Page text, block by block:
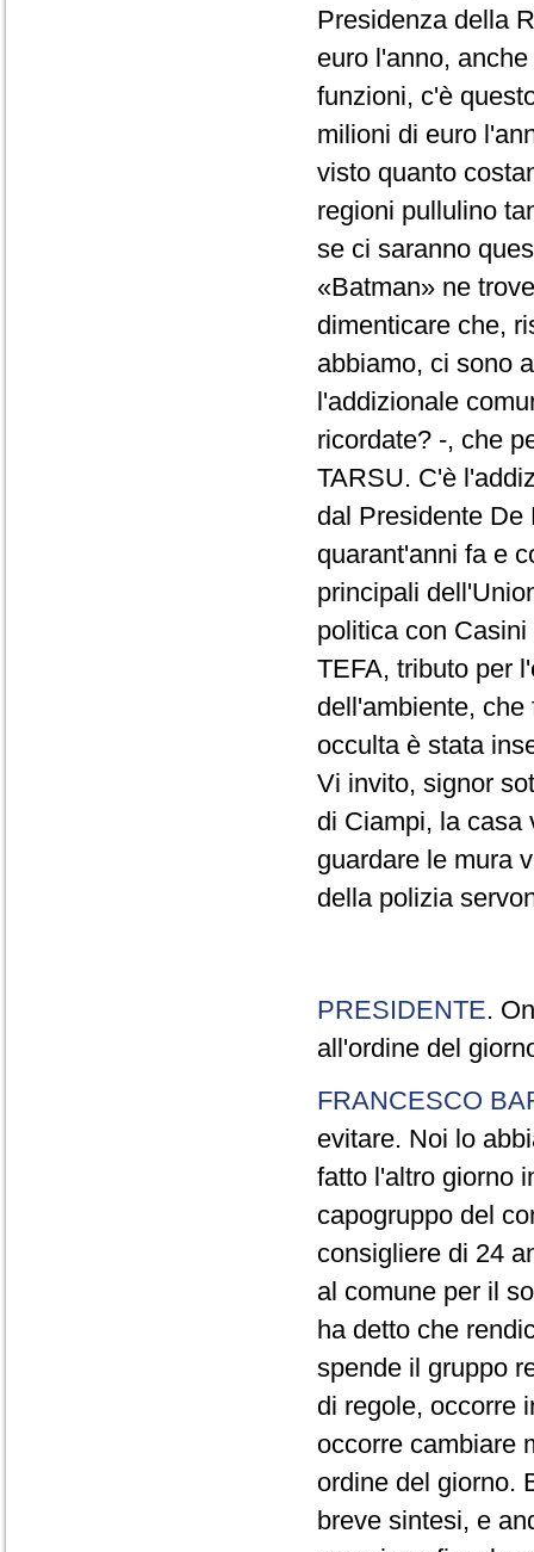
Presidenza della
euro l'anno,
funzioni, c'è
milioni di euro
visto quanto
regioni pullulino
se ci saranno
«Batman» ne
dimenticare che,
abbiamo, ci sono
l'addizionale
ricordate? -, che
TARSU. C'è
dal Presidente De
quarant'anni fa e
principali
politica con
TEFA, tributo per
dell'ambiente,
occulta è stata
Vi invito, signor
di Ciampi, la casa
guardare le mura
della polizia
PRESIDENTE.
all'ordine del
FRANCESCO
evitare. Noi lo
fatto l'altro giorno
capogruppo del
consigliere di 24
al comune per il
ha detto che
spende il gruppo
di regole, occorre
occorre cambiare
ordine del giorno.
breve sintesi, e